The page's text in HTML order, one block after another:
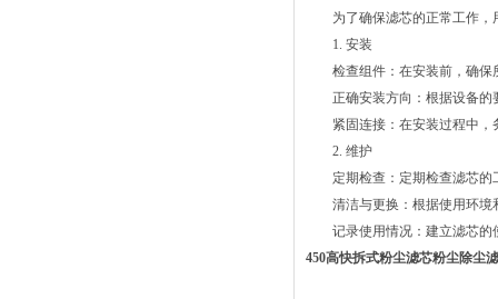
为了确保滤芯的正常工作，
1. 安装
检查组件：在安装前，确保
正确安装方向：根据设备的
紧固连接：在安装过程中，
2. 维护
定期检查：定期检查滤芯的
清洁与更换：根据使用环境
记录使用情况：建立滤芯的
450高快拆式粉尘滤芯粉尘除尘